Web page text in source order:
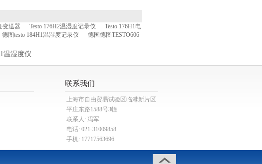
变送器 Testo 176H2温湿度记录仪
Testo 176H1电
德图testo 184H1温湿度记录仪
德国德图TESTO606
温湿度仪
联系我们
上海市自由贸易试验区临港新片区
平庄东路1588号3幢
联系人: 冯军
电话: 021-31009858
手机: 17717563696